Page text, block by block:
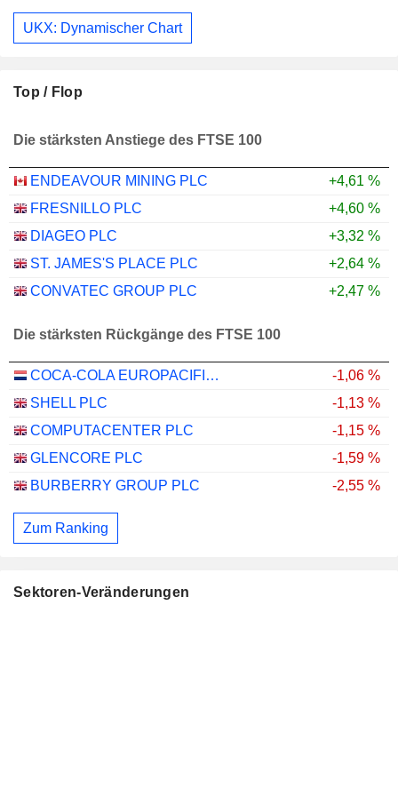
UKX: Dynamischer Chart
Top / Flop
Die stärksten Anstiege des FTSE 100
ENDEAVOUR MINING PLC
+4,61 %
FRESNILLO PLC
+4,60 %
DIAGEO PLC
+3,32 %
ST. JAMES'S PLACE PLC
+2,64 %
CONVATEC GROUP PLC
+2,47 %
Die stärksten Rückgänge des FTSE 100
COCA-COLA EUROPACIFIC PARTNERS PLC
-1,06 %
SHELL PLC
-1,13 %
COMPUTACENTER PLC
-1,15 %
GLENCORE PLC
-1,59 %
BURBERRY GROUP PLC
-2,55 %
Zum Ranking
Sektoren-Veränderungen